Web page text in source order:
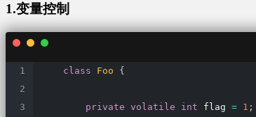
1.变量控制
class Foo {
private volatile int flag = 1 ;